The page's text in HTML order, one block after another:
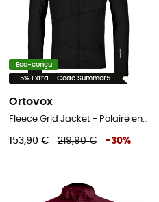
Eco-conçu
-5% Extra - Code Summer5
Ortovox
153,90 € 219,90 € -30%